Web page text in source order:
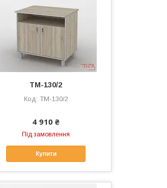
ТМ-130/2
ТМ-130/2
4 910 ₴
Під замовлення
Купити